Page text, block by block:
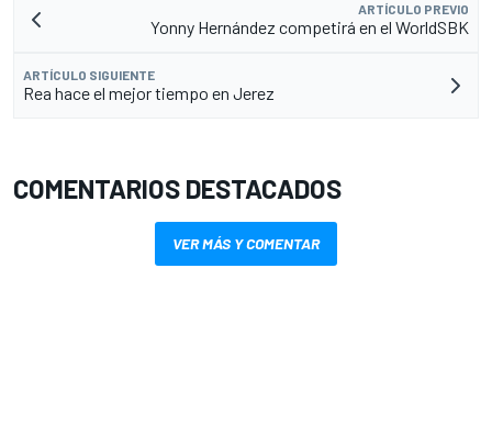
ARTÍCULO PREVIO
Yonny Hernández competirá en el WorldSBK
ARTÍCULO SIGUIENTE
Rea hace el mejor tiempo en Jerez
COMENTARIOS DESTACADOS
VER MÁS Y COMENTAR